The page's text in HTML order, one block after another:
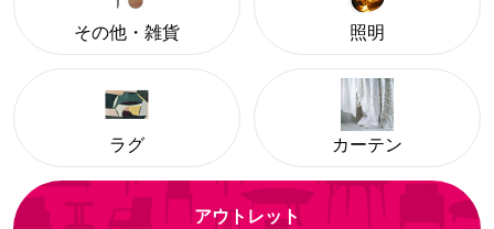
その他・雑貨 照明
ラグ カーテン
アウトレット